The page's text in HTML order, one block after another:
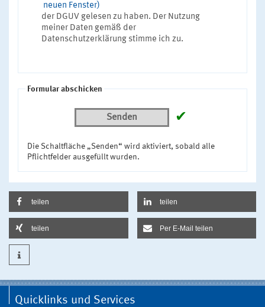
neuen Fenster)
der DGUV gelesen zu haben. Der Nutzung
meiner Daten gemäß der
Datenschutzerklärung stimme ich zu.
Formular abschicken
Senden ✔
Die Schaltfläche „Senden“ wird aktiviert, sobald alle
Pflichtfelder ausgefüllt wurden.
teilen teilen
teilen Per E-Mail teilen
Quicklinks und Services